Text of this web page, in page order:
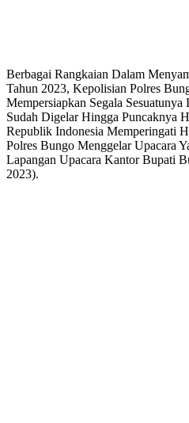
Berbagai Rangkaian Dalam
Tahun 2023, Kepolisian Polres
Mempersiapkan Segala
Sudah Digelar Hingga Puncaknya
Republik Indonesia Memperingati
Polres Bungo Menggelar Upacara
Lapangan Upacara Kantor Bupati
2023).